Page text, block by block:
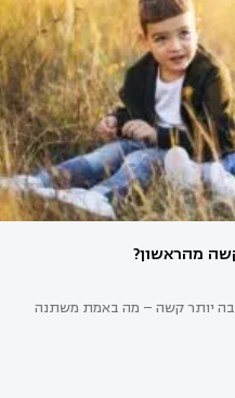
המלא למקצוע הדרכת
יותר קשה – מה באמת משתנה